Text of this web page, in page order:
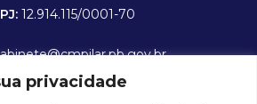
privacidade
12.914.115/0001-70